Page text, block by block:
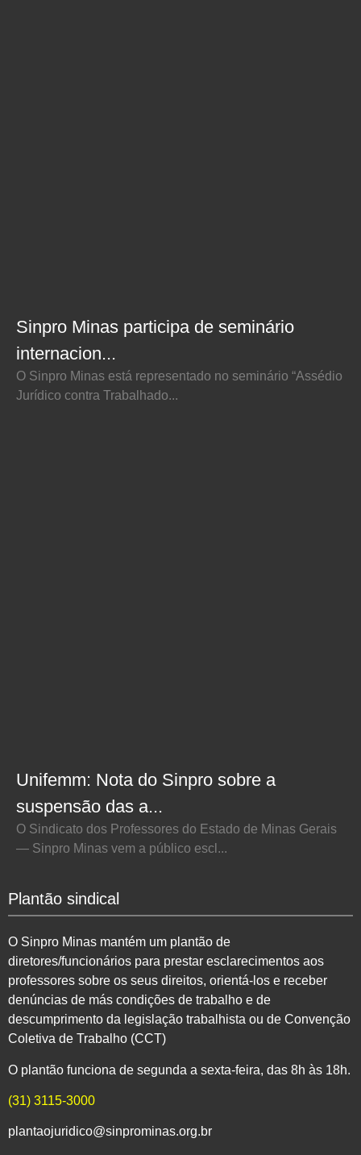
Sinpro Minas participa de seminário
internacion...
O Sinpro Minas está representado no seminário “Assédio
Jurídico contra Trabalhado...
Unifemm: Nota do Sinpro sobre a
suspensão das a...
O Sindicato dos Professores do Estado de Minas Gerais
— Sinpro Minas vem a público escl...
Plantão sindical
O Sinpro Minas mantém um plantão de
diretores/funcionários para prestar esclarecimentos aos
professores sobre os seus direitos, orientá-los e receber
denúncias de más condições de trabalho e de
descumprimento da legislação trabalhista ou de Convenção
Coletiva de Trabalho (CCT)
O plantão funciona de segunda a sexta-feira, das 8h às 18h.
(31) 3115-3000
plantaojuridico@sinprominas.org.br